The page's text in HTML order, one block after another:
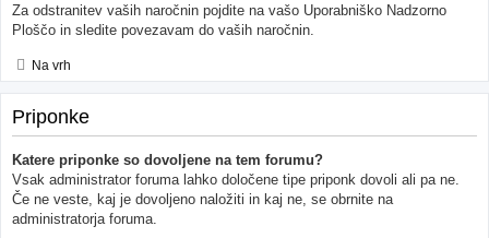
Za odstranitev vaših naročnin pojdite na vašo Uporabniško Nadzorno
Ploščo in sledite povezavam do vaših naročnin.
Na vrh
Priponke
Katere priponke so dovoljene na tem forumu?
Vsak administrator foruma lahko določene tipe priponk dovoli ali pa ne.
Če ne veste, kaj je dovoljeno naložiti in kaj ne, se obrnite na
administratorja foruma.